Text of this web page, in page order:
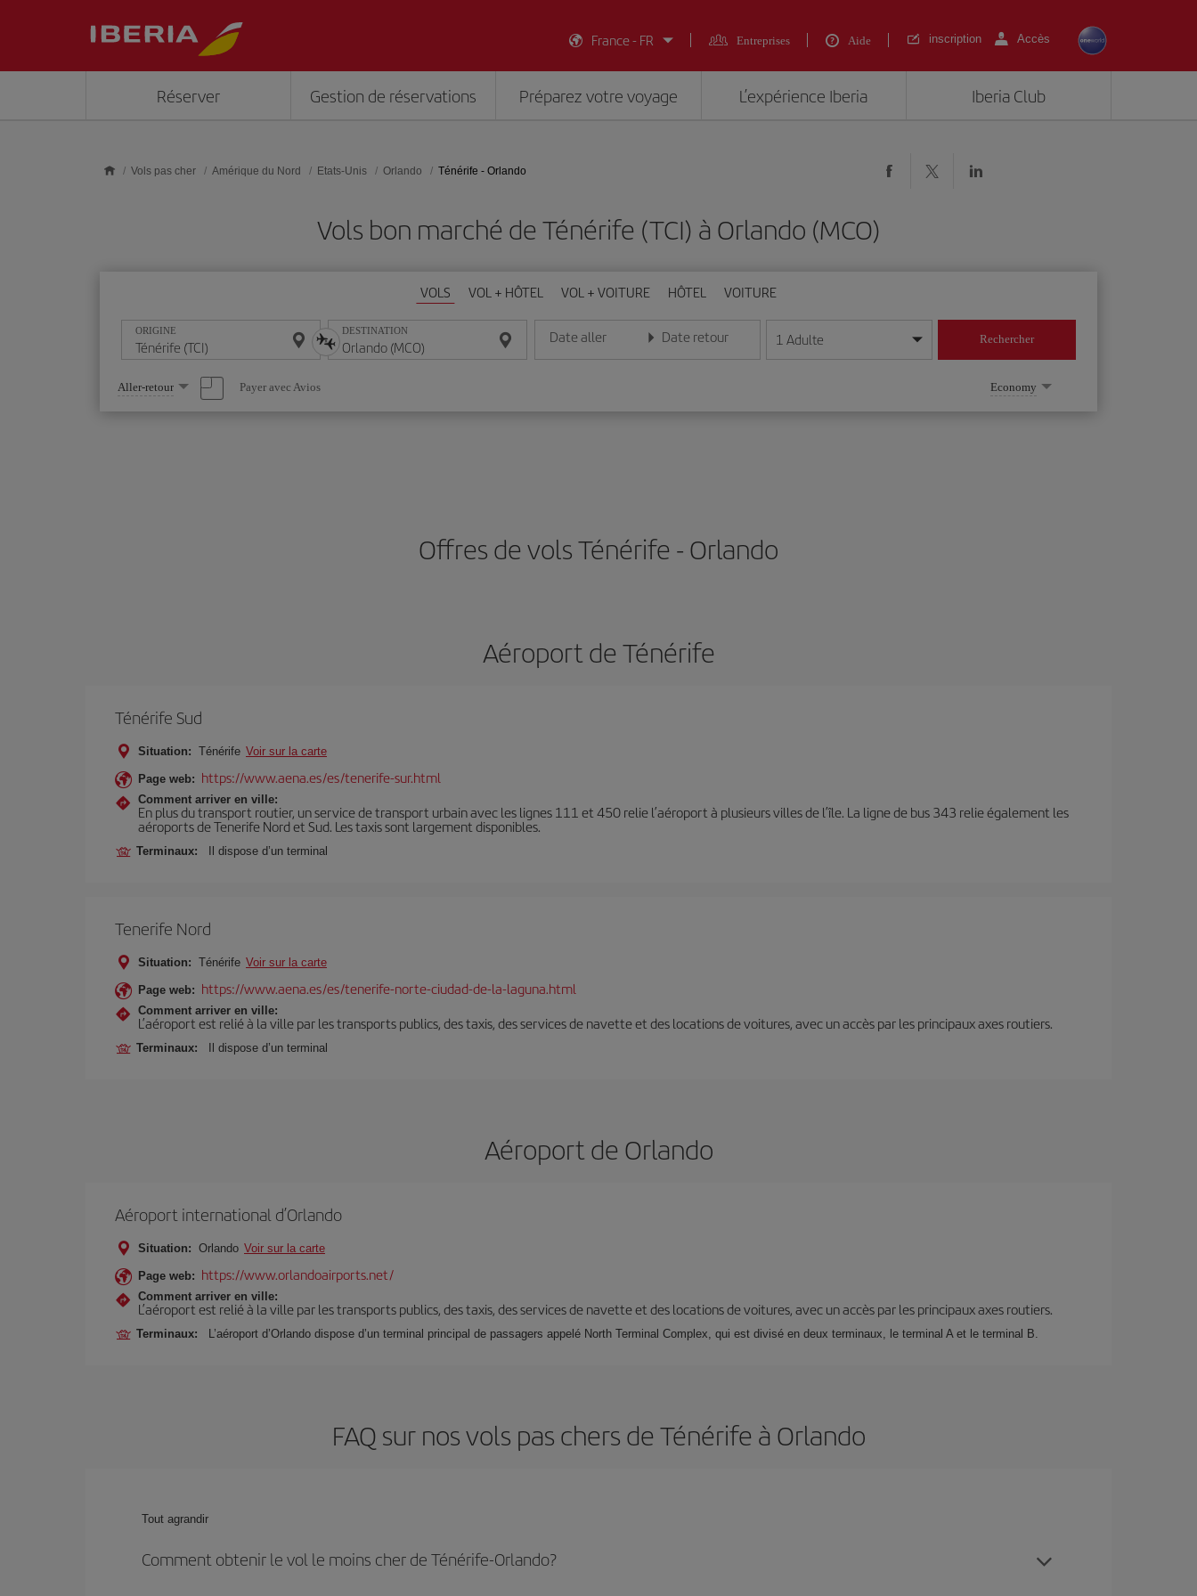
France - FR
Entreprises Aide inscription Accès
Réserver Gestion de réservations Préparez votre voyage L’expérience Iberia Iberia Club
Vols pas cher Amérique du Nord Etats-Unis Orlando Ténérife - Orlando
Vols bon marché de Ténérife (TCI) à Orlando (MCO)
VOLS VOL + HÔTEL VOL + VOITURE HÔTEL VOITURE
ORIGINE DESTINATION Date aller
Entrez la date au format jour/mois/année
Date retour
Entrez la date au format jour/mois/année
1 Adulte Rechercher
Sélectionnez
une
option
Aller-retour Payer avec Avios Economy
Offres de vols Ténérife - Orlando
Aéroport de Ténérife
Ténérife Sud
Situation: Ténérife Voir sur la carte
Page web: https://www.aena.es/es/tenerife-sur.html
Comment arriver en ville:
En plus du transport routier, un service de transport urbain avec les lignes 111 et 450 relie l’aéroport à plusieurs villes de l’île. La ligne de bus 343 relie également les
aéroports de Tenerife Nord et Sud. Les taxis sont largement disponibles.
Terminaux: Il dispose d’un terminal
Tenerife Nord
Situation: Ténérife Voir sur la carte
Page web: https://www.aena.es/es/tenerife-norte-ciudad-de-la-laguna.html
Comment arriver en ville:
L’aéroport est relié à la ville par les transports publics, des taxis, des services de navette et des locations de voitures, avec un accès par les principaux axes routiers.
Terminaux: Il dispose d’un terminal
Aéroport de Orlando
Aéroport international d’Orlando
Situation: Orlando Voir sur la carte
Page web: https://www.orlandoairports.net/
Comment arriver en ville:
L’aéroport est relié à la ville par les transports publics, des taxis, des services de navette et des locations de voitures, avec un accès par les principaux axes routiers.
Terminaux: L’aéroport d’Orlando dispose d’un terminal principal de passagers appelé North Terminal Complex, qui est divisé en deux terminaux, le terminal A et le terminal B.
FAQ sur nos vols pas chers de Ténérife à Orlando
Tout agrandir
Comment obtenir le vol le moins cher de Ténérife-Orlando?